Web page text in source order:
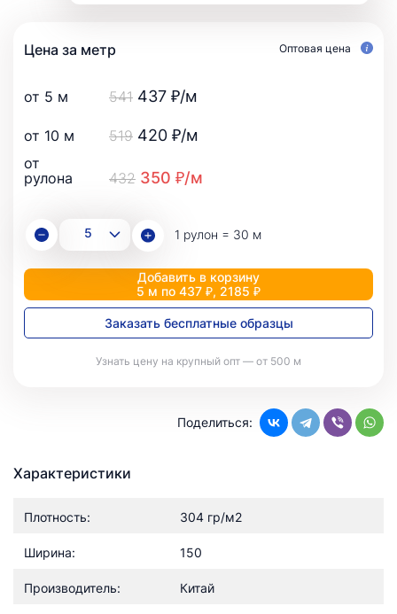
Цена за метр Оптовая цена
от 5 м 541 437 ₽/м
от 10 м 519 420 ₽/м
от
рулона
432 350 ₽/м
1 рулон = 30 м
Добавить в корзину
5 м по 437 ₽, 2185 ₽
Заказать бесплатные образцы
Узнать цену на крупный опт — от 500 м
Поделиться:
Характеристики
Плотность: 304 гр/м2
Ширина: 150
Производитель: Китай